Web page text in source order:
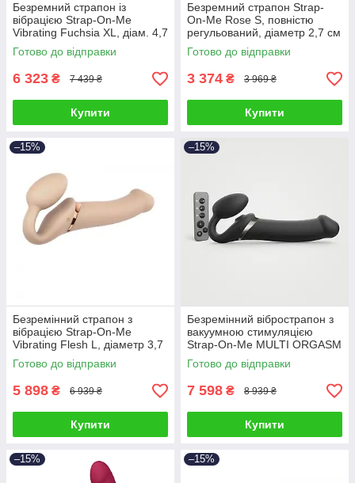
Безремний страпон із
вібрацією Strap-On-Me
Vibrating Fuchsia XL, діам. 4,7
см, пульт ДК, регульований
Готово до відправки
6 323 ₴ 7 439 ₴
Купити
Безремний страпон Strap-
On-Me Rose S, повністю
регульований, діаметр 2,7 см
Готово до відправки
3 374 ₴ 3 969 ₴
Купити
–15%
Безремінний страпон з
вібрацією Strap-On-Me
Vibrating Flesh L, діаметр 3,7
см, пульт ДК, регульовани
Готово до відправки
5 898 ₴ 6 939 ₴
Купити
–15%
Безремінний вібрострапон з
вакуумною стимуляцією
Strap-On-Me MULTI ORGASM
Black XL, регульований
Готово до відправки
7 598 ₴ 8 939 ₴
Купити
–15% –15%